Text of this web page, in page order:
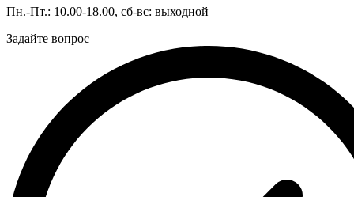
Пн.-Пт.: 10.00-18.00, сб-вс: выходной
Задайте вопрос